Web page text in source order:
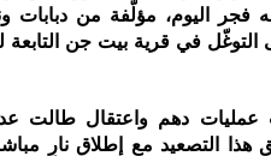
فجر اليوم، مؤلَّفة من دبابات
في قرية بيت جن
عمليات دهم واعتقال طالت
التصعيد مع إطلاق نارٍ